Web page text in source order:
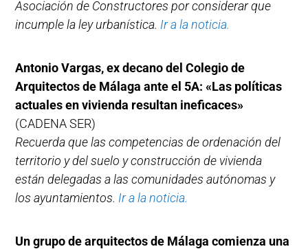
Asociación de Constructores por considerar que
incumple la ley urbanística. Ir a la noticia.
Antonio Vargas, ex decano del Colegio de
Arquitectos de Málaga ante el 5A: «Las políticas
actuales en vivienda resultan ineficaces»
(CADENA SER)
Recuerda que las competencias de ordenación del
territorio y del suelo y construcción de vivienda
están delegadas a las comunidades autónomas y
los ayuntamientos. Ir a la noticia.
Un grupo de arquitectos de Málaga comienza una